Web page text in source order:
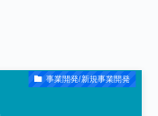
事業開発/新規事業開発